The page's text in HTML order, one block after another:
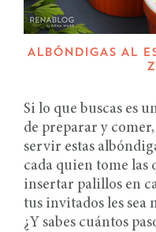
ALBÓNDIGAS AL
Si lo que buscas es
de preparar y comer,
servir estas
cada quien tome las
insertar palillos en
tus invitados les sea
¿Y sabes cuántos